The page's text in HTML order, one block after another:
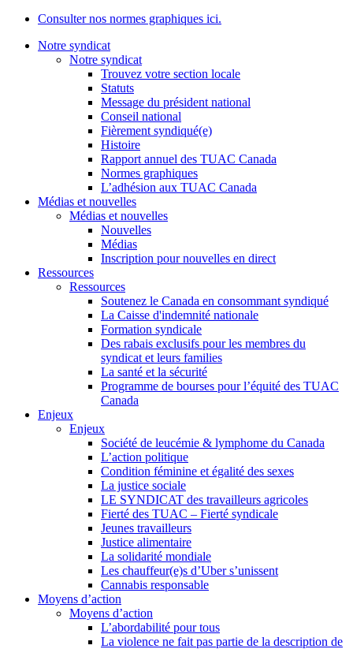
Consulter nos normes graphiques ici.
Notre syndicat
Notre syndicat
Trouvez votre section locale
Statuts
Message du président national
Conseil national
Fièrement syndiqué(e)
Histoire
Rapport annuel des TUAC Canada
Normes graphiques
L’adhésion aux TUAC Canada
Médias et nouvelles
Médias et nouvelles
Nouvelles
Médias
Inscription pour nouvelles en direct
Ressources
Ressources
Soutenez le Canada en consommant syndiqué
La Caisse d'indemnité nationale
Formation syndicale
Des rabais exclusifs pour les membres du
syndicat et leurs families
La santé et la sécurité
Programme de bourses pour l’équité des TUAC
Canada
Enjeux
Enjeux
Société de leucémie & lymphome du Canada
L’action politique
Condition féminine et égalité des sexes
La justice sociale
LE SYNDICAT des travailleurs agricoles
Fierté des TUAC – Fierté syndicale
Jeunes travailleurs
Justice alimentaire
La solidarité mondiale
Les chauffeur(e)s d’Uber s’unissent
Cannabis responsable
Moyens d’action
Moyens d’action
L’abordabilité pour tous
La violence ne fait pas partie de la description de